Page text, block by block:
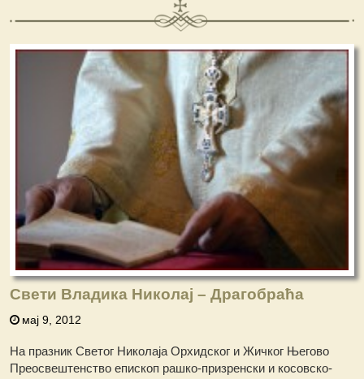
Свети Владика Николај – Драгобраћа
мај 9, 2012
На празник Светог Николаја Орхидског и Жичког Његово
Преосвештенство епископ рашко-призренски и косовско-